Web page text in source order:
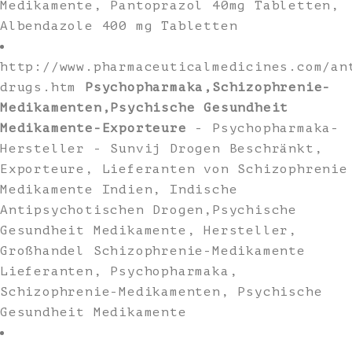
Medikamente, Pantoprazol 40mg Tabletten,
Albendazole 400 mg Tabletten
http://www.pharmaceuticalmedicines.com/
drugs.htm
Psychopharmaka,Schizophrenie-
Medikamenten,Psychische Gesundheit
Medikamente-Exporteure - Psychopharmaka-
Hersteller - Sunvij Drogen Beschränkt,
Exporteure, Lieferanten von Schizophrenie
Medikamente Indien, Indische
Antipsychotischen Drogen,Psychische
Gesundheit Medikamente, Hersteller,
Großhandel Schizophrenie-Medikamente
Lieferanten, Psychopharmaka,
Schizophrenie-Medikamenten, Psychische
Gesundheit Medikamente